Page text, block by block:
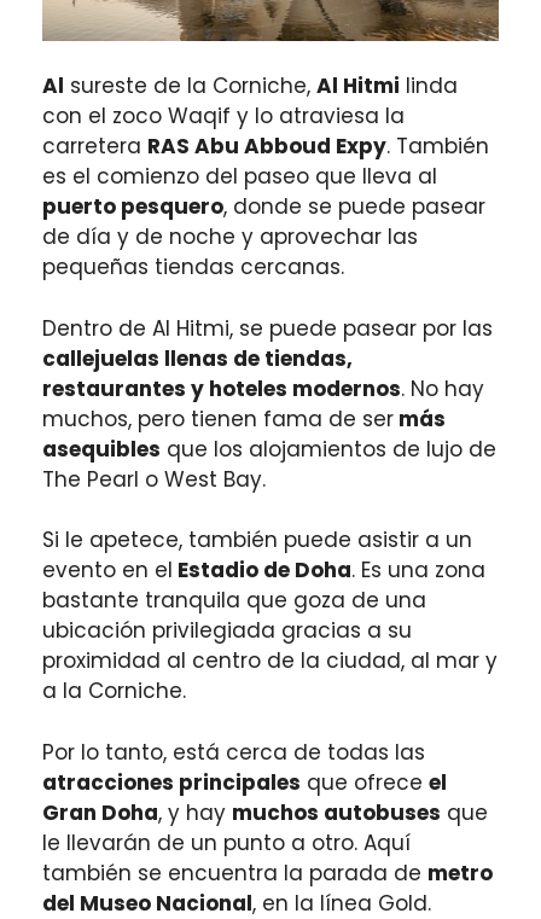
Al sureste de la Corniche, Al Hitmi linda
con el zoco Waqif y lo atraviesa la
carretera RAS Abu Abboud Expy. También
es el comienzo del paseo que lleva al
puerto pesquero, donde se puede pasear
de día y de noche y aprovechar las
pequeñas tiendas cercanas.
Dentro de Al Hitmi, se puede pasear por las
callejuelas llenas de tiendas,
restaurantes y hoteles modernos. No hay
muchos, pero tienen fama de ser más
asequibles que los alojamientos de lujo de
The Pearl o West Bay.
Si le apetece, también puede asistir a un
evento en el Estadio de Doha. Es una zona
bastante tranquila que goza de una
ubicación privilegiada gracias a su
proximidad al centro de la ciudad, al mar y
a la Corniche.
Por lo tanto, está cerca de todas las
atracciones principales que ofrece el
Gran Doha, y hay muchos autobuses que
le llevarán de un punto a otro. Aquí
también se encuentra la parada de metro
del Museo Nacional, en la línea Gold.